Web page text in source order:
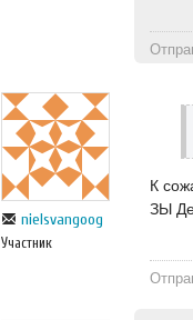
nielsvangoog
Участник
К
ЗЫ